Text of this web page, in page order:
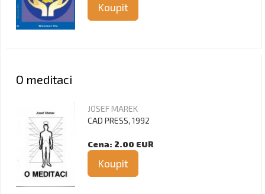
Koupit
O meditaci
JOSEF MAREK
CAD PRESS, 1992
Cena: 2.00 EUR
Koupit